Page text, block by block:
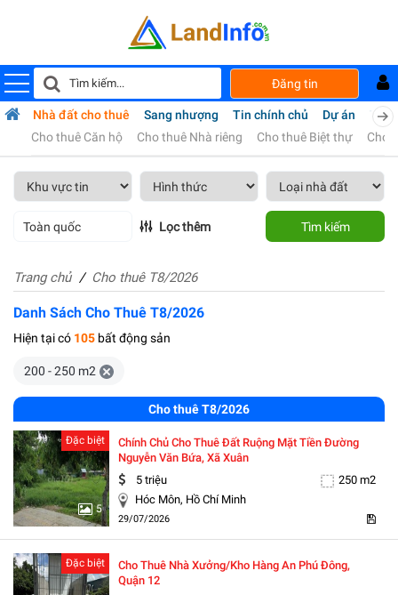
Đăng tin
Nhà đất cho thuê Sang nhượng Tin chính chủ Dự án
Cho thuê Căn hộ
Cho thuê Nhà riêng Cho thuê Biệt thự Cho
Toàn quốc Lọc thêm Tìm kiếm
Trang chủ Cho thuê T8/2026
Danh Sách Cho Thuê T8/2026
Hiện tại có 105 bất động sản
200 - 250 m2
Cho thuê T8/2026
5
Đặc biệt
Chính Chủ Cho Thuê Đất Ruộng Mặt Tiền Đường
Nguyễn Văn Bứa, Xã Xuân
5 triệu
250 m2
Hóc Môn, Hồ Chí Minh
29/07/2026
Đặc biệt
Cho Thuê Nhà Xưởng/kho Hàng An Phú Đông,
Quận 12